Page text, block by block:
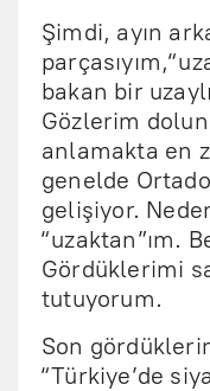
Şimdi, ayın
bakan bir
Gözlerim
anlamakta en
genelde
gelişiyor.
“uzaktan”ım.
Gördüklerimi
tutuyorum.
Son
“Türkiye’de